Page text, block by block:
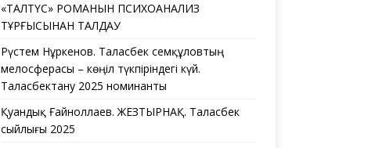
«ТАЛТҮС» РОМАНЫН ПСИХОАНАЛИЗ
ТҰРҒЫСЫНАН ТАЛДАУ
Рүстем Нұркенов. Таласбек Әсемқұловтың
мелосферасы – көңіл түкпіріндегі күй.
Таласбектану 2025 номинанты
Қуандық Ғайноллаев. ЖЕЗТЫРНАҚ. Таласбек
сыйлығы 2025